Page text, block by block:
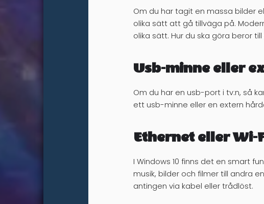
Om du har tagit en massa bilder
olika sätt att gå tillväga på.
olika sätt. Hur du ska göra beror
Usb-minne eller
Om du har en usb-port i tv:n, så
ett usb-minne eller en extern
Ethernet eller Wi-
I Windows 10 finns det en smart
musik, bilder och filmer till andra
antingen via kabel eller trådlöst.